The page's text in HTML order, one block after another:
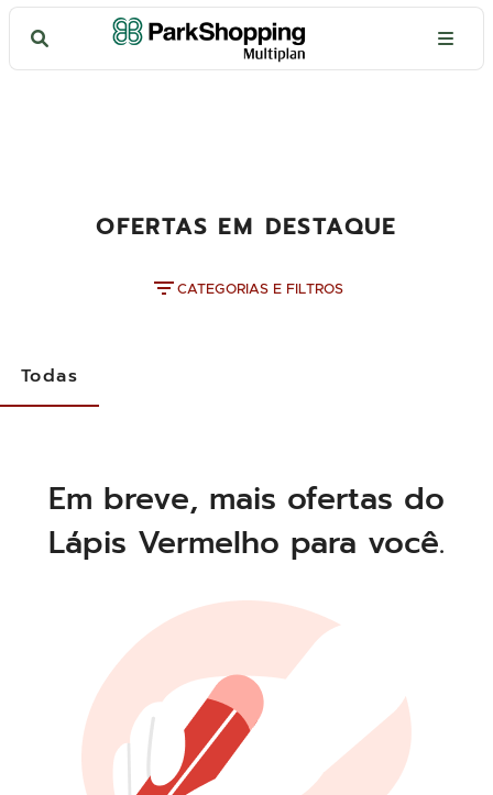
OFERTAS EM DESTAQUE
CATEGORIAS E FILTROS
Todas
Em breve, mais ofertas do
Lápis Vermelho para você.